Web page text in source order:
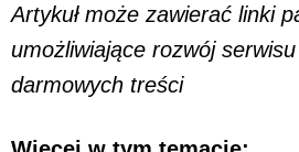
Artykuł może zawierać linki
umożliwiające rozwój
darmowych treści